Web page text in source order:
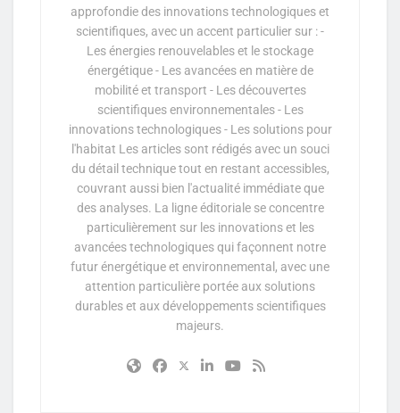
approfondie des innovations technologiques et
scientifiques, avec un accent particulier sur : -
Les énergies renouvelables et le stockage
énergétique - Les avancées en matière de
mobilité et transport - Les découvertes
scientifiques environnementales - Les
innovations technologiques - Les solutions pour
l'habitat Les articles sont rédigés avec un souci
du détail technique tout en restant accessibles,
couvrant aussi bien l'actualité immédiate que
des analyses. La ligne éditoriale se concentre
particulièrement sur les innovations et les
avancées technologiques qui façonnent notre
futur énergétique et environnemental, avec une
attention particulière portée aux solutions
durables et aux développements scientifiques
majeurs.